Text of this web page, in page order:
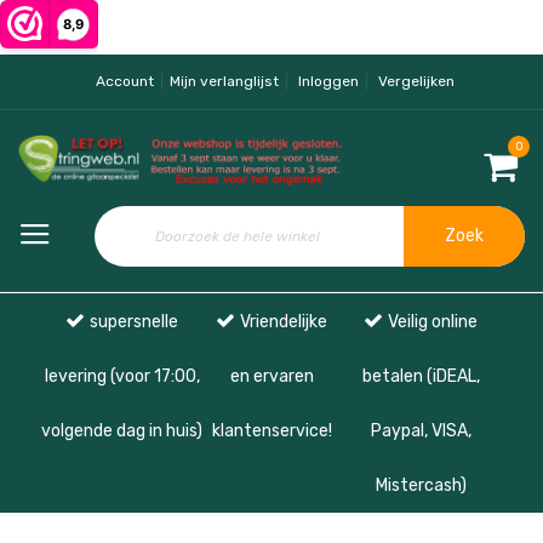
Account Mijn verlanglijst Inloggen Vergelijken
0
Zoek
supersnelle
levering (voor 17:00,
volgende dag in huis)
Vriendelijke
en ervaren
klantenservice!
Veilig online
betalen (iDEAL,
Paypal, VISA,
Mistercash)